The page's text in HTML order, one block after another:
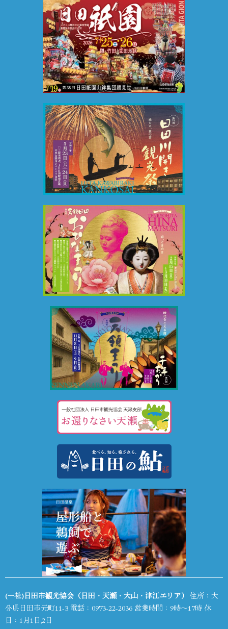
(一社)日田市観光協会（日田・天瀬・大山・津江エリア） 住所：大
分県日田市元町11-3 電話： 0973-22-2036 営業時間：9時～17時 休
日：1月1日,2日